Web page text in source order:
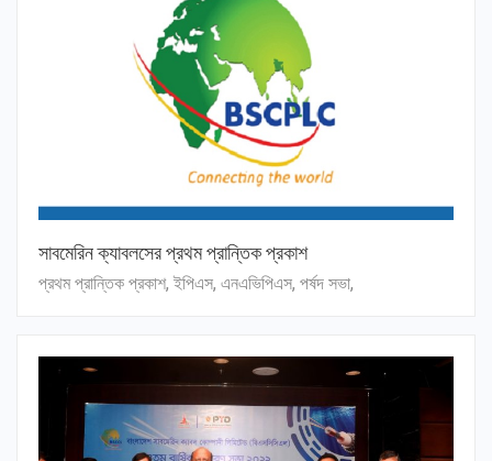
সাবমেরিন ক্যাবলসের প্রথম প্রান্তিক প্রকাশ
প্রথম প্রান্তিক প্রকাশ, ইপিএস, এনএভিপিএস, পর্ষদ সভা,